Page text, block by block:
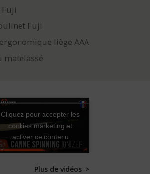
Fuji
Fuji
liège AAA
matelassé
Cliquez pour accepter les
cookies marketing et
activer ce contenu
Plus de vidéos >